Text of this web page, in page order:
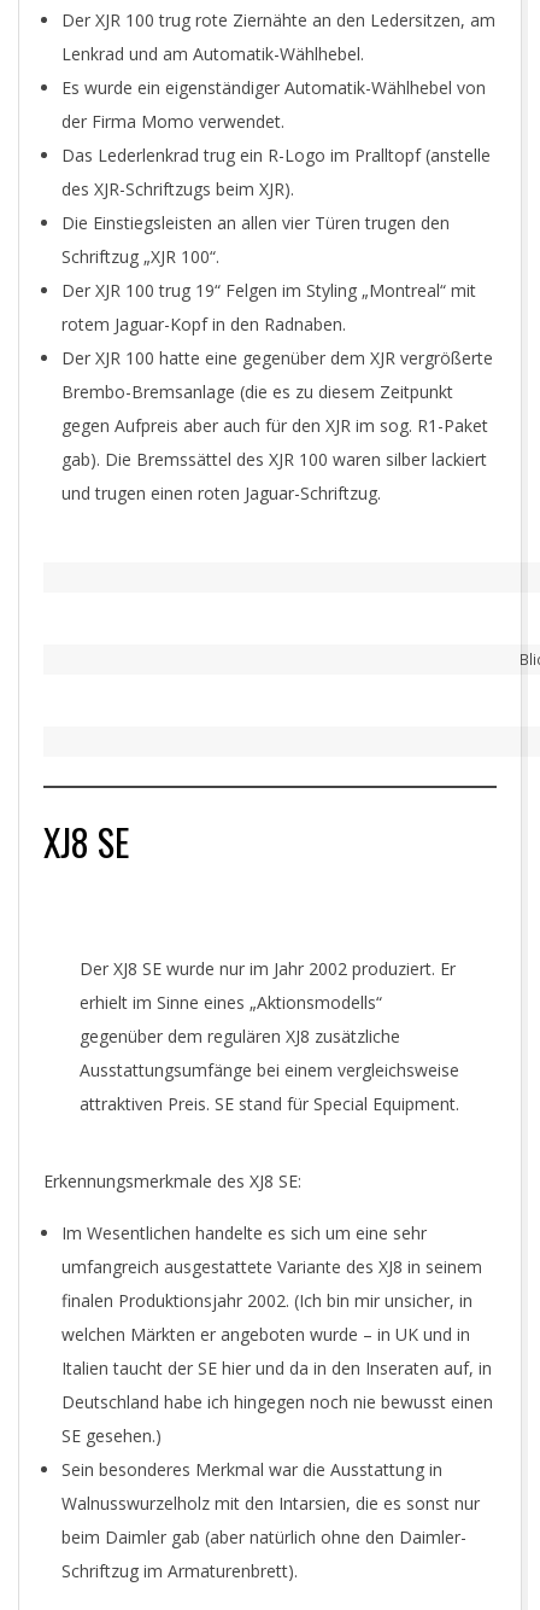
Der XJR 100 trug rote Ziernähte an den Ledersitzen, am
Lenkrad und am Automatik-Wählhebel.
Es wurde ein eigenständiger Automatik-Wählhebel von
der Firma Momo verwendet.
Das Lederlenkrad trug ein R-Logo im Pralltopf (anstelle
des XJR-Schriftzugs beim XJR).
Die Einstiegsleisten an allen vier Türen trugen den
Schriftzug „XJR 100“.
Der XJR 100 trug 19“ Felgen im Styling „Montreal“ mit
rotem Jaguar-Kopf in den Radnaben.
Der XJR 100 hatte eine gegenüber dem XJR vergrößerte
Brembo-Bremsanlage (die es zu diesem Zeitpunkt
gegen Aufpreis aber auch für den XJR im sog. R1-Paket
gab). Die Bremssättel des XJR 100 waren silber lackiert
und trugen einen roten Jaguar-Schriftzug.
XJ8 SE
Der XJ8 SE wurde nur im Jahr 2002 produziert. Er
erhielt im Sinne eines „Aktionsmodells“
gegenüber dem regulären XJ8 zusätzliche
Ausstattungsumfänge bei einem vergleichsweise
attraktiven Preis. SE stand für Special Equipment.
Erkennungsmerkmale des XJ8 SE:
Im Wesentlichen handelte es sich um eine sehr
umfangreich ausgestattete Variante des XJ8 in seinem
finalen Produktionsjahr 2002. (Ich bin mir unsicher, in
welchen Märkten er angeboten wurde – in UK und in
Italien taucht der SE hier und da in den Inseraten auf, in
Deutschland habe ich hingegen noch nie bewusst einen
SE gesehen.)
Sein besonderes Merkmal war die Ausstattung in
Walnusswurzelholz mit den Intarsien, die es sonst nur
beim Daimler gab (aber natürlich ohne den Daimler-
Schriftzug im Armaturenbrett).